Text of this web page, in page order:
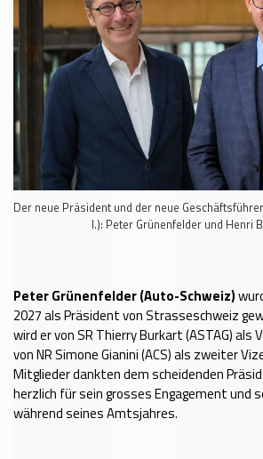
Der neue Präsident und der neue
l.): Peter Grünenfelder und Henri
Peter Grünenfelder (Auto-Schweiz)
2027 als Präsident von Strasseschweiz
wird er von SR Thierry Burkart (ASTAG) als
von NR Simone Gianini (ACS) als zweiter
Mitglieder dankten dem scheidenden
herzlich für sein grosses Engagement und
während seines Amtsjahres.